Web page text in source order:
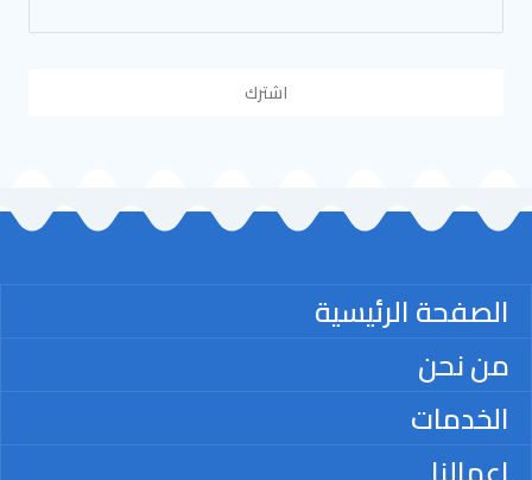
اشترك
الصفحة الرئيسية
من نحن
الخدمات